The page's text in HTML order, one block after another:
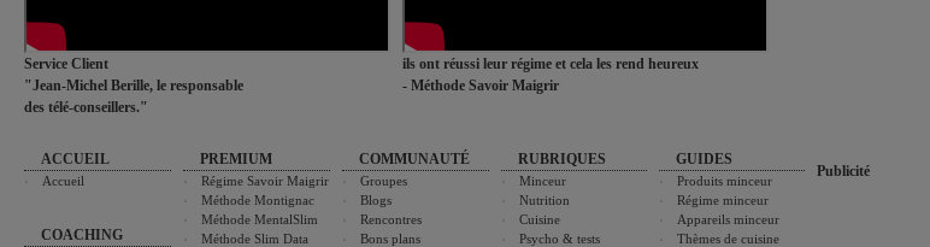
Service Client
"Jean-Michel Berille, le responsable
des télé-conseillers."
ils ont réussi leur régime et cela les rend heureux
- Méthode Savoir Maigrir
ACCUEIL
Accueil
COACHING
PREMIUM
Régime Savoir Maigrir
Méthode Montignac
Méthode MentalSlim
Méthode Slim Data
COMMUNAUTÉ
Groupes
Blogs
Rencontres
Bons plans
RUBRIQUES
Minceur
Nutrition
Cuisine
Psycho & tests
GUIDES
Produits minceur
Régime minceur
Appareils minceur
Thèmes de cuisine
Publicité